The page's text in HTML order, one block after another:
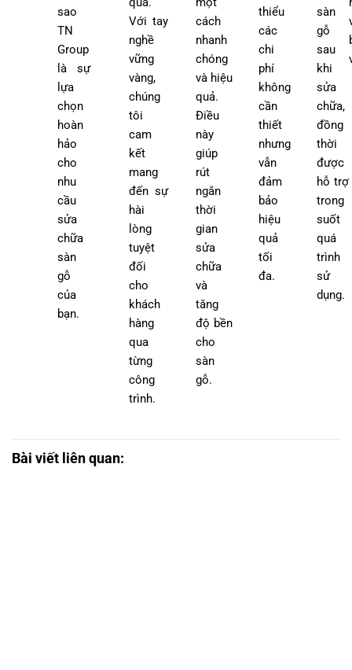
sao
TN
Group
là sự
lựa
chọn
hoàn
hảo
cho
nhu
cầu
sửa
chữa
sàn
gỗ
của
bạn.
Với tay
nghề
vững
vàng,
chúng
tôi
cam
kết
mang
đến sự
hài
lòng
tuyệt
đối
cho
khách
hàng
qua
từng
công
trình.
cách
nhanh
chóng
và hiệu
quả.
Điều
này
giúp
rút
ngắn
thời
gian
sửa
chữa
và
tăng
độ bền
cho
sàn
gỗ.
thiểu
các
chi
phí
không
cần
thiết
nhưng
vẫn
đảm
bảo
hiệu
quả
tối
đa.
sàn
gỗ
sau
khi
sửa
chữa,
đồng
thời
được
hỗ trợ
trong
suốt
quá
trình
sử
dụng.
Bài viết liên quan: